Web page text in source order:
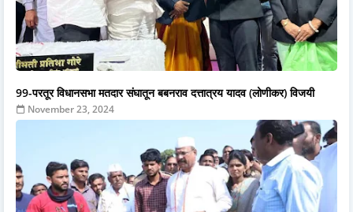
99-परतूर विधानसभा मतदार संघातून बबनराव दत्तात्रय यादव (लोणीकर) विजयी
November 23, 2024